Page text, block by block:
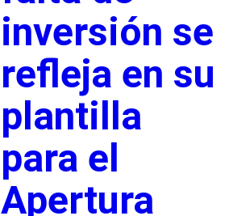
inversión se
refleja en su
plantilla
para el
Apertura